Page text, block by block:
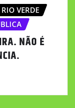
VERDE
NÃO É